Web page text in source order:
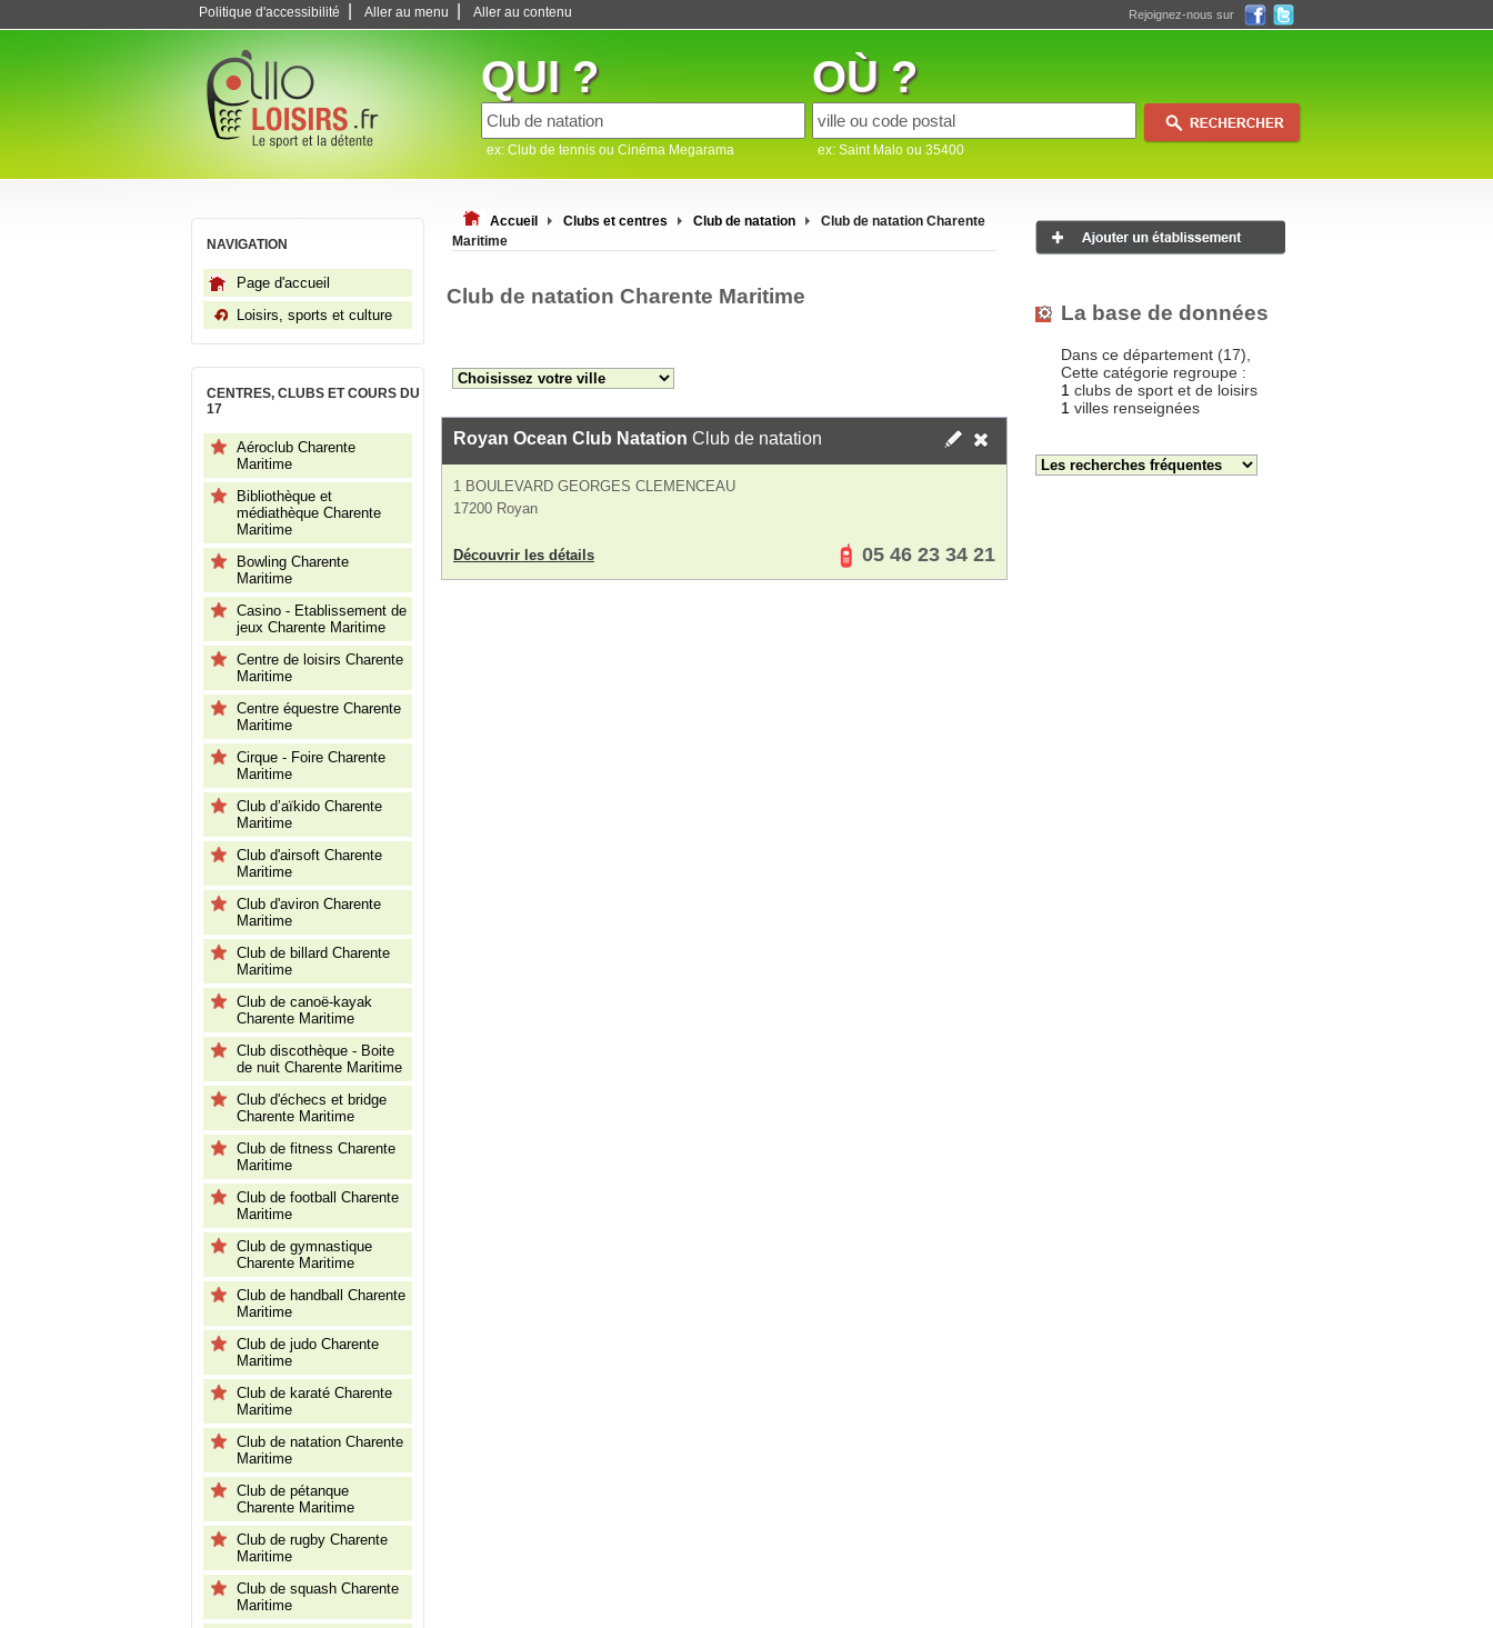
Politique d'accessibilité Aller au menu Aller au contenu Rejoignez-nous sur
QUI ?
ex: Club de tennis ou Cinéma Megarama
OÙ ?
ex: Saint Malo ou 35400
NAVIGATION
Page d'accueil
Loisirs, sports et culture
CENTRES, CLUBS ET COURS DU
17
Aéroclub Charente
Maritime
Bibliothèque et
médiathèque Charente
Maritime
Bowling Charente
Maritime
Casino - Etablissement de
jeux Charente Maritime
Centre de loisirs Charente
Maritime
Centre équestre Charente
Maritime
Cirque - Foire Charente
Maritime
Club d’aïkido Charente
Maritime
Club d'airsoft Charente
Maritime
Club d'aviron Charente
Maritime
Club de billard Charente
Maritime
Club de canoë-kayak
Charente Maritime
Club discothèque - Boite
de nuit Charente Maritime
Club d'échecs et bridge
Charente Maritime
Club de fitness Charente
Maritime
Club de football Charente
Maritime
Club de gymnastique
Charente Maritime
Club de handball Charente
Maritime
Club de judo Charente
Maritime
Club de karaté Charente
Maritime
Club de natation Charente
Maritime
Club de pétanque
Charente Maritime
Club de rugby Charente
Maritime
Club de squash Charente
Maritime
Accueil Clubs et centres Club de natation
Club de natation Charente
Maritime
Club de natation Charente Maritime
Royan Ocean Club Natation Club de natation
1 BOULEVARD GEORGES CLEMENCEAU
17200 Royan
Découvrir les détails 05 46 23 34 21
La base de données
Dans ce département (17),
Cette catégorie regroupe :
1 clubs de sport et de loisirs
1 villes renseignées